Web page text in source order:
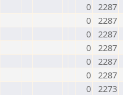
0 2287
0 2287
0 2287
0 2287
0 2287
0 2287
0 2273